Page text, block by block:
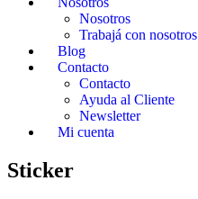
Nosotros
Trabajá con nosotros
Blog
Contacto
Contacto
Ayuda al Cliente
Newsletter
Mi cuenta
Sticker